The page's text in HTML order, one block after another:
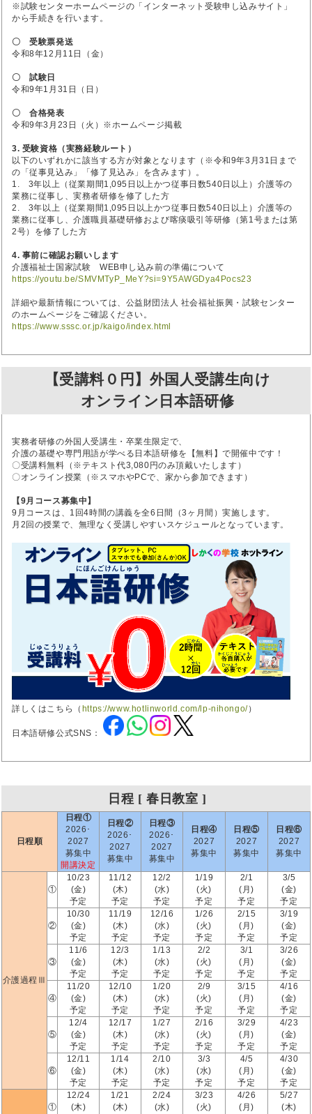
※試験センターホームページの「インターネット受験申し込みサイト」
から手続きを行います。
〇 受験票発送
令和8年12月11日（金）
〇 試験日
令和9年1月31日（日）
〇 合格発表
令和9年3月23日（火）※ホームページ掲載
3. 受験資格（実務経験ルート）
以下のいずれかに該当する方が対象となります（※令和9年3月31日まで
の「従事見込み」「修了見込み」を含みます）。
1. 3年以上（従業期間1,095日以上かつ従事日数540日以上）介護等の
業務に従事し、実務者研修を修了した方
2. 3年以上（従業期間1,095日以上かつ従事日数540日以上）介護等の
業務に従事し、介護職員基礎研修および喀痰吸引等研修（第1号または第
2号）を修了した方
4. 事前に確認お願いします
介護福祉士国家試験 WEB申し込み前の準備について
https://youtu.be/SMVMTyP_MeY?si=9Y5AWGDya4Pocs23
詳細や最新情報については、公益財団法人 社会福祉振興・試験センター
のホームページをご確認ください。
https://www.sssc.or.jp/kaigo/index.html
【受講料０円】外国人受講生向け
オンライン日本語研修
実務者研修の外国人受講生・卒業生限定で、
介護の基礎や専門用語が学べる日本語研修を【無料】で開催中です！
〇受講料無料（※テキスト代3,080円のみ頂戴いたします）
〇オンライン授業（※スマホやPCで、家から参加できます）
【9月コース募集中】
9月コースは、1回4時間の講義を全6日間（3ヶ月間）実施します。
月2回の授業で、無理なく受講しやすいスケジュールとなっています。
詳しくはこちら（ https://www.hotlinworld.com/lp-nihongo/）
日本語研修公式SNS：
日程 [ 春日教室 ]
日程順
日程①
2026･
2027
募集中
開講決定
日程②
2026･
2027
募集中
日程③
2026･
2027
募集中
日程④
2027
募集中
日程⑤
2027
募集中
日程⑥
2027
募集中
介護過程Ⅲ
①
10/23
(金)
予定
11/12
(木)
予定
12/2
(水)
予定
1/19
(火)
予定
2/1
(月)
予定
3/5
(金)
予定
②
10/30
(金)
予定
11/19
(木)
予定
12/16
(水)
予定
1/26
(火)
予定
2/15
(月)
予定
3/19
(金)
予定
③
11/6
(金)
予定
12/3
(木)
予定
1/13
(水)
予定
2/2
(火)
予定
3/1
(月)
予定
3/26
(金)
予定
④
11/20
(金)
予定
12/10
(木)
予定
1/20
(水)
予定
2/9
(火)
予定
3/15
(月)
予定
4/16
(金)
予定
⑤
12/4
(金)
予定
12/17
(木)
予定
1/27
(水)
予定
2/16
(火)
予定
3/29
(月)
予定
4/23
(金)
予定
⑥
12/11
(金)
予定
1/14
(木)
予定
2/10
(水)
予定
3/3
(水)
予定
4/5
(月)
予定
4/30
(金)
予定
①
12/24
(木)
1/21
(木)
2/24
(水)
3/23
(火)
4/26
(月)
5/27
(木)